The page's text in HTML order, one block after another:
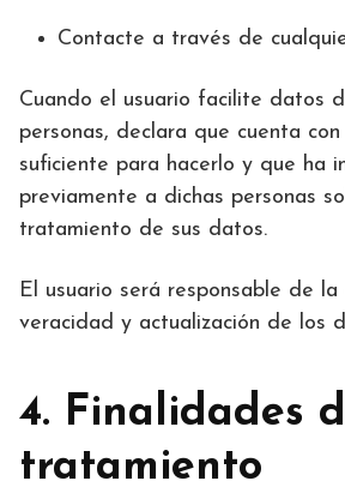
Contacte a través de
Cuando el usuario facilite datos
personas, declara que cuenta
suficiente para hacerlo y que ha
previamente a dichas personas
tratamiento de sus datos.
El usuario será responsable de
veracidad y actualización de los
4. Finalidades
tratamiento